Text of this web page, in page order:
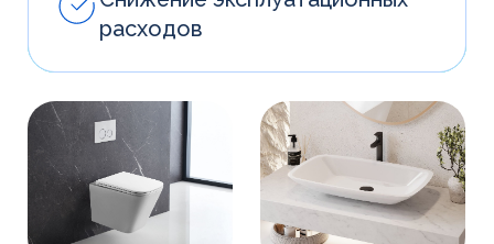
Реализуем
проекты в срок
и без лишних
затрат
Пройдите квиз и мы подготовим